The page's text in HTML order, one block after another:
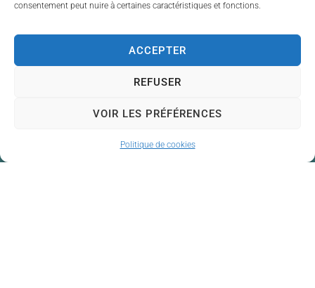
consentement peut nuire à certaines caractéristiques et fonctions.
ACCEPTER
REFUSER
VOIR LES PRÉFÉRENCES
Politique de cookies